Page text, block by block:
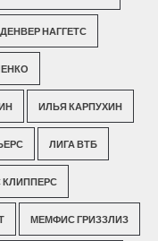
ДЕНВЕР НАГГЕТС
ИЛЬЯ КАРПУХИН
ЛИГА ВТБ
МЕМФИС ГРИЗЗЛИЗ